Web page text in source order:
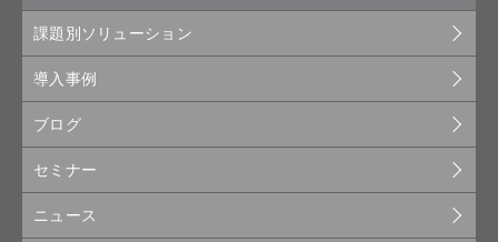
課題別ソリューション
導入事例
ブログ
セミナー
ニュース